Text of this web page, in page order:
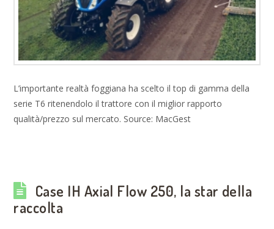
L’importante realtà foggiana ha scelto il top di gamma della
serie T6 ritenendolo il trattore con il miglior rapporto
qualità/prezzo sul mercato. Source: MacGest
Case IH Axial Flow 250, la star della
raccolta